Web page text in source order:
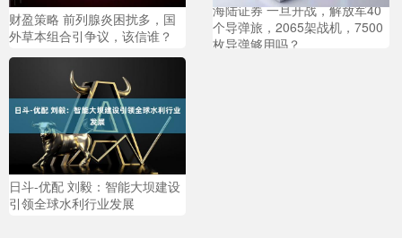
财盈策略 前列腺炎困扰多，国
外草本组合引争议，该信谁？
海陆证券 一旦开战，解放军40
个导弹旅，2065架战机，7500
枚导弹够用吗？
日斗-优配 刘毅：智能大坝建设
引领全球水利行业发展